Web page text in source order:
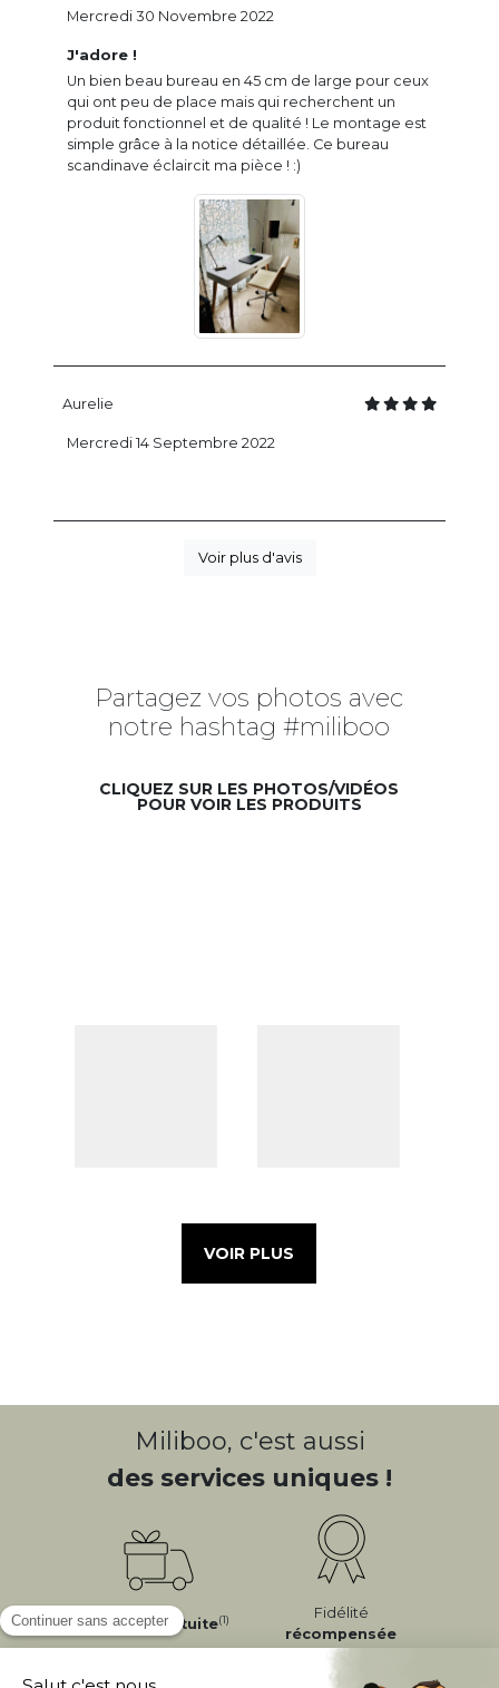
J'adore !
Un bien beau bureau en 45 cm de large pour ceux
qui ont peu de place mais qui recherchent un
produit fonctionnel et de qualité ! Le montage est
simple grâce à la notice détaillée. Ce bureau
scandinave éclaircit ma pièce ! :)
Mercredi 30 Novembre 2022
Aurelie
Mercredi 14 Septembre 2022
Voir plus d'avis
Partagez vos photos avec
notre hashtag #miliboo
CLIQUEZ SUR LES PHOTOS/VIDÉOS
POUR VOIR LES PRODUITS
VOIR PLUS
Miliboo, c'est aussi
des services uniques !
LivraisonGratuite(1)
Fidélité
récompensée